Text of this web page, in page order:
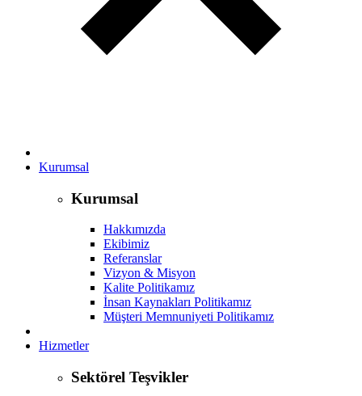
Kurumsal
Kurumsal
Hakkımızda
Ekibimiz
Referanslar
Vizyon & Misyon
Kalite Politikamız
İnsan Kaynakları Politikamız
Müşteri Memnuniyeti Politikamız
Hizmetler
Sektörel Teşvikler